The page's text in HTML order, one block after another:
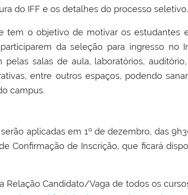
do IFF e os detalhes do processo seletivo.
tem o objetivo de motivar os estudantes
da seleção para ingresso no
salas de aula, laboratórios,
entre outros espaços, podendo
campus.
aplicadas em 1º de dezembro, das
Confirmação de Inscrição, que ficará
Relação Candidato/Vaga de todos os